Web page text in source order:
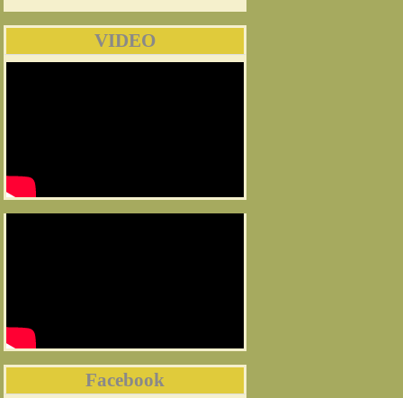
VIDEO
Facebook